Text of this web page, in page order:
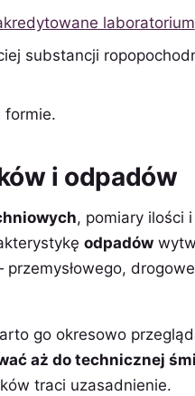
laboratorium
substancji
formie.
i odpadów
, pomiary ilości i
odpadów
go okresowo
aż do technicznej
traci uzasadnienie.